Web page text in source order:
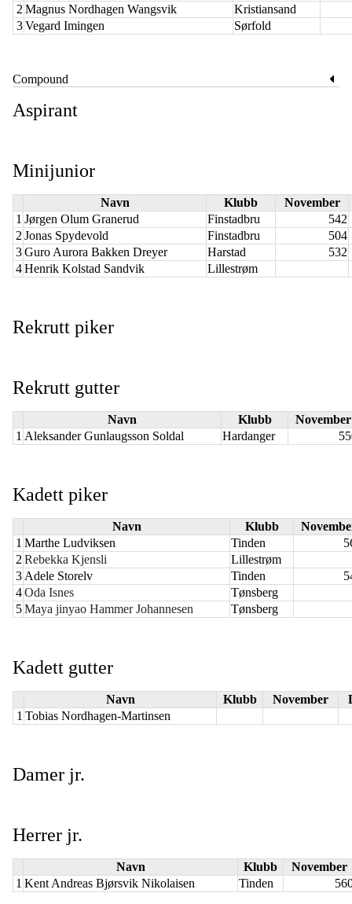
2 Magnus Nordhagen Wangsvik
Kristiansand
3Vegard Imingen Sørfold
Compound
Aspirant
Minijunior
Navn Klubb
November
1 Jørgen Olum Granerud Finstadbru
542
2 Jonas Spydevold Finstadbru
504
3Guro Aurora Bakken Dreyer Harstad
532
4Henrik Kolstad Sandvik Lillestrøm
Rekrutt piker
Rekrutt gutter
Navn Klubb
November
1 Aleksander Gunlaugsson Soldal Hardanger
Kadett piker
Navn Klubb
1 Marthe Ludviksen Tinden
2 Rebekka Kjensli
Lillestrøm
3 Adele Storelv Tinden
4Oda Isnes
Tønsberg
5Maya jinyao Hammer Johannesen Tønsberg
Kadett gutter
Navn Klubb November
1 Tobias Nordhagen-Martinsen
Damer jr.
Herrer jr.
Navn Klubb
November
1 Kent Andreas Bjørsvik Nikolaisen Tinden